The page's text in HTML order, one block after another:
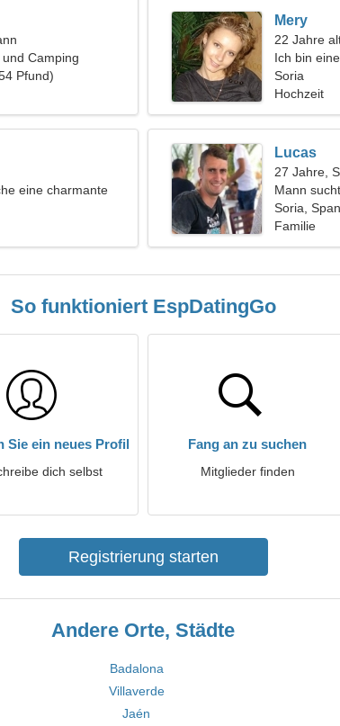
Camping
Pfund)
Mery
22 Jahre
Ich bin
Soria
Hochzeit
eine charmante
Lucas
27 Jahre,
Mann
Soria,
Familie
So funktioniert EspDatingGo
Sie ein neues Profil
dich selbst
Fang an zu suchen
Mitglieder finden
Registrierung starten
Andere Orte, Städte
Badalona
Villaverde
Jaén